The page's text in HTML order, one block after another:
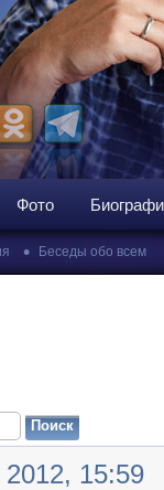
Фото
• Беседы обо всем
2012, 15:59